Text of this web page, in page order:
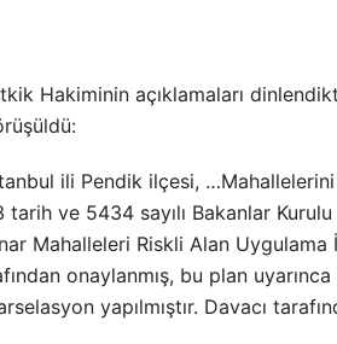
Hakiminin açıklamaları
ili Pendik ilçesi,
ve 5434 sayılı Bakanlar
Mahalleleri Riskli Alan Uygulama
onaylanmış, bu plan
yapılmıştır. Davacı